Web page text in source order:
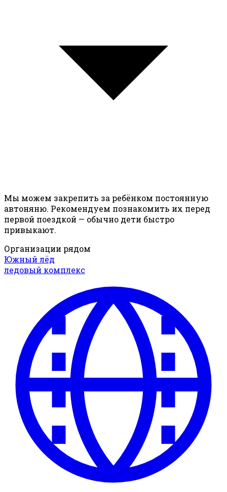
Мы можем закрепить за ребёнком постоянную
автоняню. Рекомендуем познакомить их перед
первой поездкой — обычно дети быстро
привыкают.
Организации рядом
Южный лёд
ледовый комплекс